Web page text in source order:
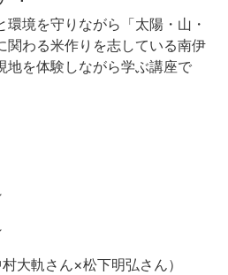
境を守りながら「太陽・山・
関わる米作りを志している南伊
地を体験しながら学ぶ講座で
大軌さん×松下明弘さん）